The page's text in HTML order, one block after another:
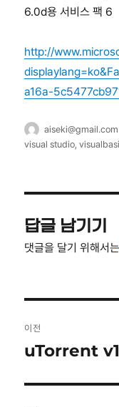
6.0d용 서비스 팩 6
http://
a16a-
글
쓴
aiseki@gmail.com
visual studio,
답글 남기기
댓글을 달기 위해서
탐
이전
이
글:
uTorrent